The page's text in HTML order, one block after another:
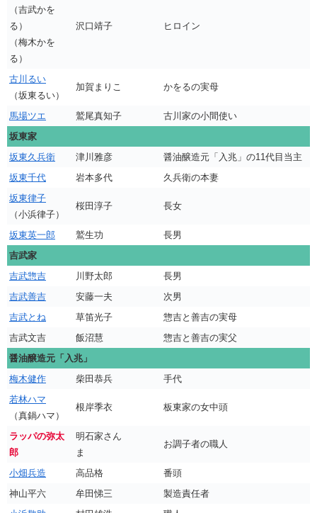
（吉武かを
る）
（梅木かを
る）
沢口靖子 ヒロイン
古川るい
（坂東るい）
加賀まりこ かをるの実母
馬場ツエ 鷲尾真知子
古川家の小間使い
坂東家
坂東久兵衛
津川雅彦
醤油醸造元「入兆」の11代目当主
坂東千代
岩本多代
久兵衛の本妻
坂東律子
（小浜律子）
桜田淳子 長女
坂東英一郎 鷲生功
長男
吉武家
吉武惣吉
川野太郎
長男
吉武善吉
安藤一夫
次男
吉武とね
草笛光子
惣吉と善吉の実母
吉武文吉
飯沼慧
惣吉と善吉の実父
醤油醸造元「入兆」
梅木健作
柴田恭兵
手代
若林ハマ
（真鍋ハマ）
根岸季衣 板東家の女中頭
ラッパの弥太
郎
明石家さん
ま
お調子者の職人
小畑兵造 高品格
番頭
神山平六
牟田悌三
製造責任者